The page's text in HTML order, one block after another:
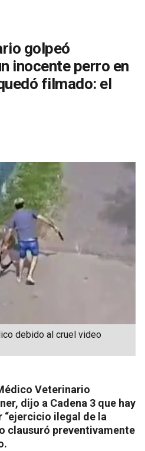
golpeó
inocente perro en
filmado: el
debido al cruel video
Veterinario
dijo a Cadena 3 que hay
“ejercicio ilegal de la
clausuró preventivamente